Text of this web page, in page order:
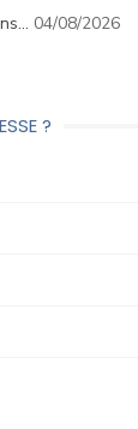
04/08/2026
?